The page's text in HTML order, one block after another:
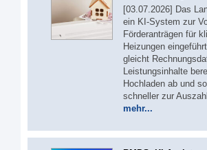
[03.07.2026] Das
ein KI-System zur
Förderanträgen für
Heizungen
gleicht
Leistungsinhalte
Hochladen ab und
schneller zur
mehr...